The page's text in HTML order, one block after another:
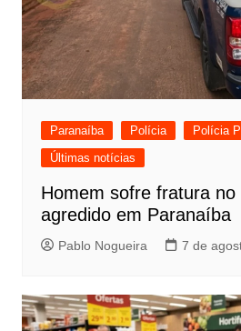
Paranaíba Polícia
Polícia
Últimas notícias
Homem sofre fratura
agredido em Paranaíba
Pablo Nogueira 7 de